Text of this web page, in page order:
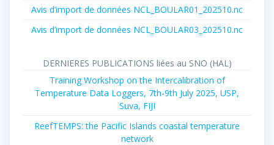
Avis d’import de données NCL_BOULAR01_202510.nc
Avis d’import de données NCL_BOULAR03_202510.nc
DERNIERES PUBLICATIONS liées au SNO (HAL)
Training Workshop on the Intercalibration of
Temperature Data Loggers, 7th-9th July 2025, USP,
Suva, FIJI
ReefTEMPS: the Pacific Islands coastal temperature
network